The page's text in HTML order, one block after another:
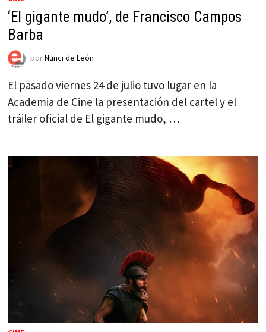
‘El gigante mudo’, de Francisco Campos
Barba
porNunci de León
El pasado viernes 24 de julio tuvo lugar en la
Academia de Cine la presentación del cartel y el
tráiler oficial de El gigante mudo, …